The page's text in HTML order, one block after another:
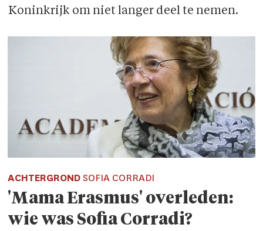
Koninkrijk om niet langer deel te nemen.
ACHTERGRONDSOFIA CORRADI
'Mama Erasmus' overleden:
wie was Sofia Corradi?